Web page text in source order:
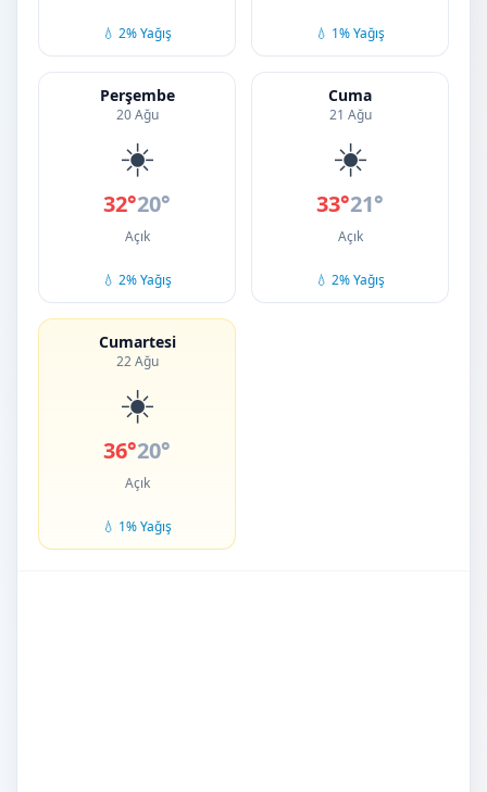
💧 2% Yağış 💧 1% Yağış
Perşembe
20 Ağu
☀️
32°20°
Açık
💧 2% Yağış
Cuma
21 Ağu
☀️
33°21°
Açık
💧 2% Yağış
Cumartesi
22 Ağu
☀️
36°20°
Açık
💧 1% Yağış